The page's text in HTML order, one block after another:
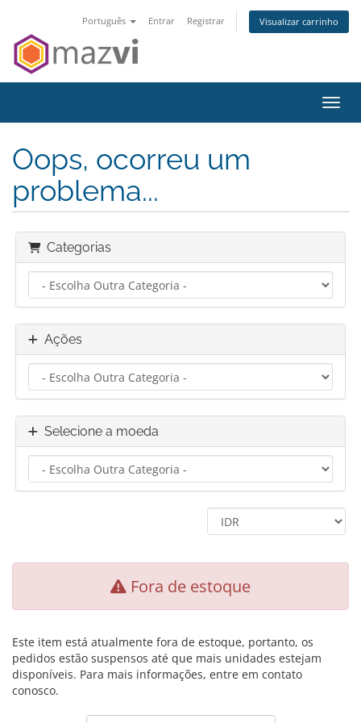
Português Entrar Registrar Visualizar carrinho
Oops, ocorreu um
problema...
Categorias
Ações
Selecione a moeda
Fora de estoque
Este item está atualmente fora de estoque, portanto, os
pedidos estão suspensos até que mais unidades estejam
disponíveis. Para mais informações, entre em contato
conosco.